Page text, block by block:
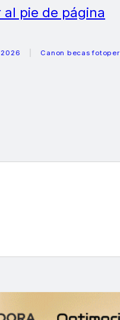
al pie de página
Canon becas fotoperiodismo